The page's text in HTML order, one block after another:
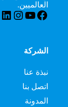
العالميين.
فيسبوك
يوتيوب
لينكد إن
الشركة
نبذة عنا
اتصل بنا
المدونة